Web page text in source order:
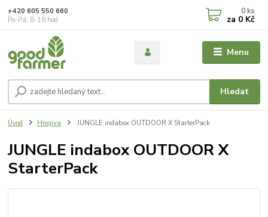
Menu
Hledat
+420 605 550 660
Po-Pá, 8-18 hod
0 ks
za 0 Kč
Úvod Hnojiva JUNGLE indabox OUTDOOR X StarterPack
JUNGLE indabox OUTDOOR X
StarterPack